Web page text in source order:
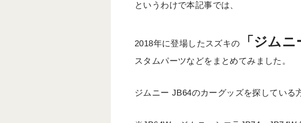
というわけで本記事では、
2018年に登場したスズキの 「ジム
スタムパーツなどをまとめてみました。
ジムニー JB64のカーグッズを探している